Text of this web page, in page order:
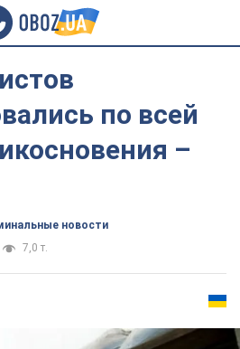
по всей
–
новости
7,0 т.